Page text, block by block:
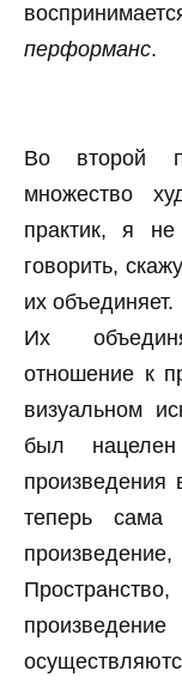
перформанс.
Во второй
множество
практик, я
говорить,
их объединяет.
Их
отношение к
визуальном
был
произведения
теперь сама